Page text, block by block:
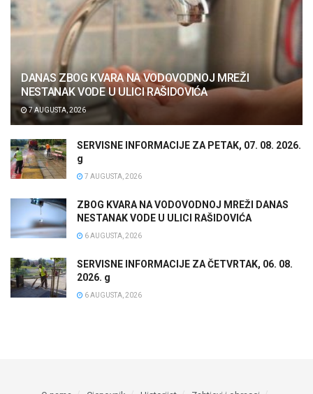
DANAS ZBOG KVARA NA VODOVODNOJ MREŽI
NESTANAK VODE U ULICI RAŠIDOVIĆA
7 AUGUSTA, 2026
SERVISNE INFORMACIJE ZA PETAK, 07. 08. 2026.
g
7 AUGUSTA, 2026
ZBOG KVARA NA VODOVODNOJ MREŽI DANAS
NESTANAK VODE U ULICI RAŠIDOVIĆA
6 AUGUSTA, 2026
SERVISNE INFORMACIJE ZA ČETVRTAK, 06. 08.
2026. g
6 AUGUSTA, 2026